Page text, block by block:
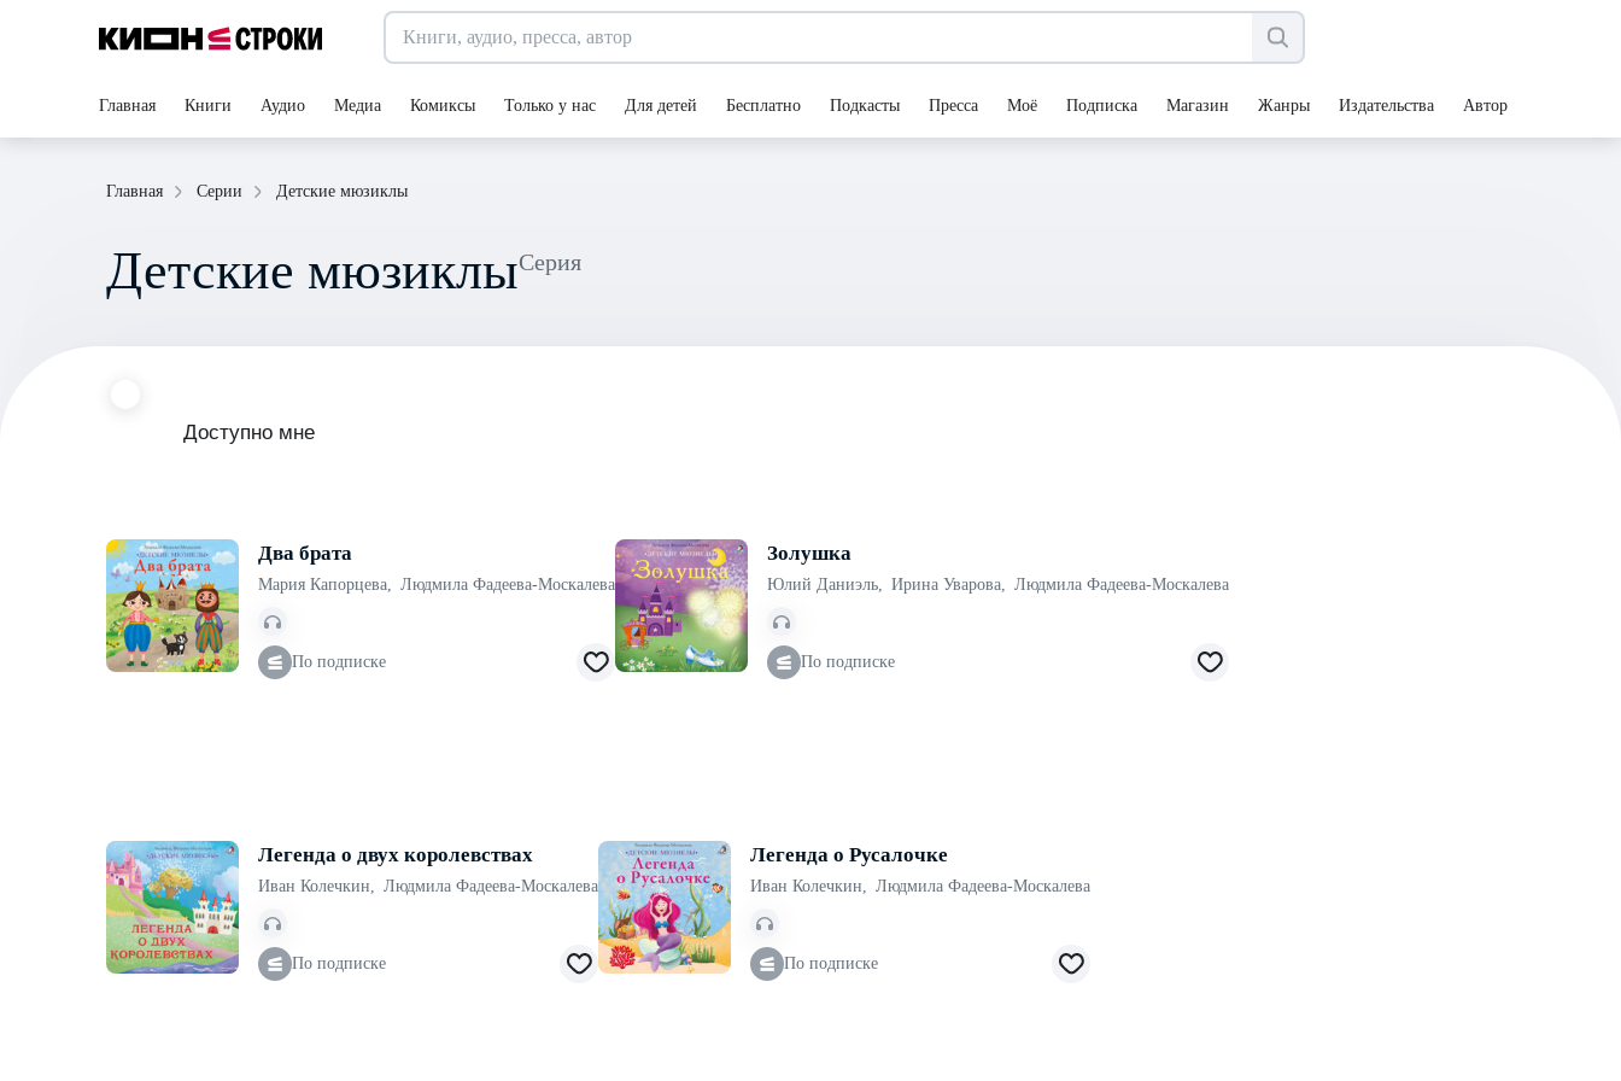
Главная Книги Аудио Медиа Комиксы Только у нас Для детей Бесплатно Подкасты Пресса Моё Подписка Магазин Жанры Издательства Авторы
Главная Серии Детские мюзиклы
Детские мюзиклы Серия
Доступно мне
Два брата
Мария Капорцева, Людмила Фадеева-Москалева
По подписке
Золушка
Юлий Даниэль, Ирина Уварова, Людмила Фадеева-Москалева
По подписке
Легенда о двух королевствах
Иван Колечкин, Людмила Фадеева-Москалева
По подписке
Легенда о Русалочке
Иван Колечкин, Людмила Фадеева-Москалева
По подписке